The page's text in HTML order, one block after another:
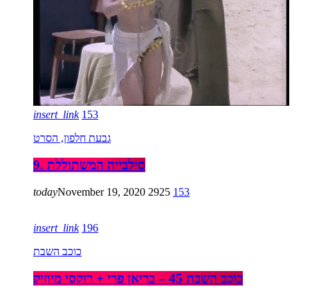
insert_link 153
גבעת חלפון, הסרט
9. סילבייה המשתוללת
todayNovember 19, 2020 2925 153
insert_link 196
כוכב השבת
כוכב השבת 45 – בריאן פרי + רוקסי מיוזיק